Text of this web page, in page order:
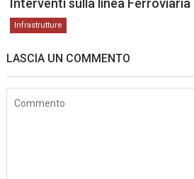
Interventi sulla linea
Infrastrutture
LASCIA UN COMMENTO